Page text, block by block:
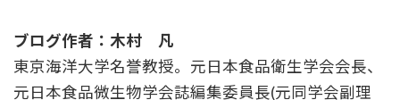
ブログ作者：木村 凡
東京海洋大学名誉教授。元日本食品衛生学会会長、
元日本食品微生物学会誌編集委員長(元同学会副理